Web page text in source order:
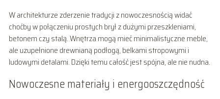
W architekturze zderzenie tradycji z nowoczesnością widać
choćby w połączeniu prostych brył z dużymi przeszkleniami,
betonem czy stalą. Wnętrza mogą mieć minimalistyczne meble,
ale uzupełnione drewnianą podłogą, belkami stropowymi i
ludowymi detalami. Dzięki temu całość jest spójna, ale nie nudna.
Nowoczesne materiały i energooszczędność